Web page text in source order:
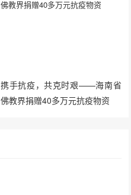
携手抗疫，共克时艰——海南省
佛教界捐赠40多万元抗疫物资